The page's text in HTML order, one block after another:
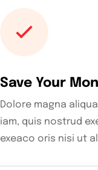
Save Your
Dolore magna
iam, quis nostrud
exeaco oris nisi ut